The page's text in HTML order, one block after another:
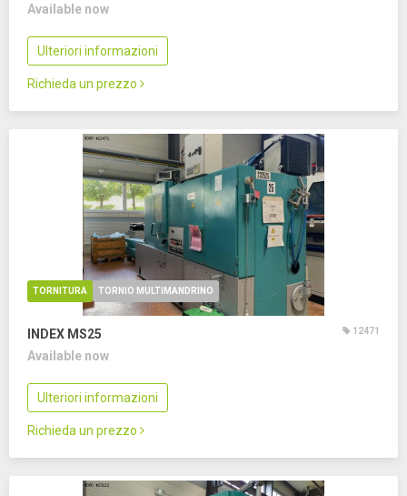
Available now
Ulteriori informazioni
Richieda un prezzo
TORNITURA TORNIO MULTIMANDRINO
INDEX MS25 12471
Available now
Ulteriori informazioni
Richieda un prezzo